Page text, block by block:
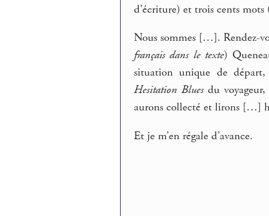
d’écriture) et trois cents
Nous sommes […]. Rendez-
français dans le texte)
situation unique de
Hesitation Bluesdu voyageur,
aurons collecté et lirons […]
Et je m’en régale d’avance.